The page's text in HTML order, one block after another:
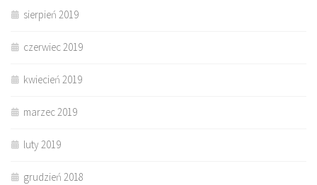
sierpień 2019
czerwiec 2019
kwiecień 2019
marzec 2019
luty 2019
grudzień 2018